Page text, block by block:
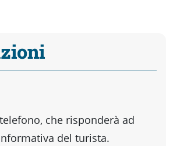
che risponderà ad
del turista.